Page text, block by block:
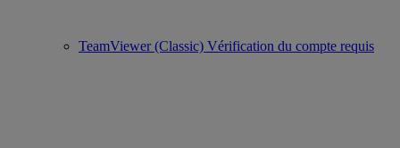
TeamViewer (Classic) Vérification du compte requis